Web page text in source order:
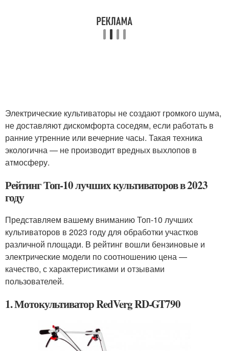
Электрические культиваторы не создают громкого шума,
не доставляют дискомфорта соседям, если работать в
ранние утренние или вечерние часы. Такая техника
экологична — не производит вредных выхлопов в
атмосферу.
Рейтинг Топ-10 лучших культиваторов в 2023
году
Представляем вашему вниманию Топ-10 лучших
культиваторов в 2023 году для обработки участков
различной площади. В рейтинг вошли бензиновые и
электрические модели по соотношению цена —
качество, с характеристиками и отзывами
пользователей.
1. Мотокультиватор RedVerg RD-GT790